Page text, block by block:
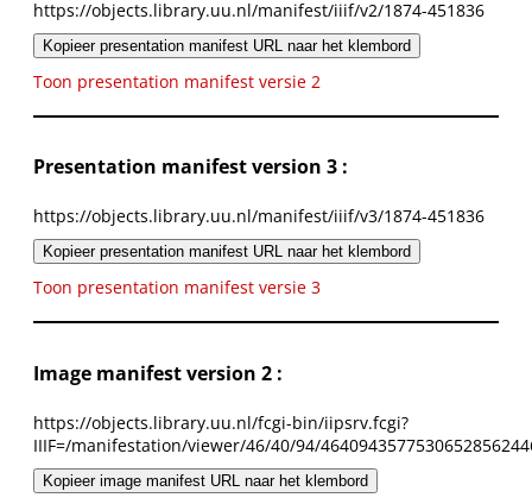
https://objects.library.uu.nl/manifest/iiif/v2/1874-451836
Kopieer presentation manifest URL naar het klembord
Toon presentation manifest versie 2
Presentation manifest version 3 :
https://objects.library.uu.nl/manifest/iiif/v3/1874-451836
Kopieer presentation manifest URL naar het klembord
Toon presentation manifest versie 3
Image manifest version 2 :
https://objects.library.uu.nl/fcgi-bin/iipsrv.fcgi?
IIIF=/manifestation/viewer/46/40/94/
Kopieer image manifest URL naar het klembord